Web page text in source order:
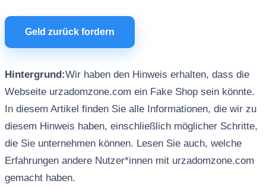
Geld zurück fordern
Hintergrund:Wir haben den Hinweis erhalten, dass die
Webseite urzadomzone.com ein Fake Shop sein könnte.
In diesem Artikel finden Sie alle Informationen, die wir zu
diesem Hinweis haben, einschließlich möglicher Schritte,
die Sie unternehmen können. Lesen Sie auch, welche
Erfahrungen andere Nutzer*innen mit urzadomzone.com
gemacht haben.